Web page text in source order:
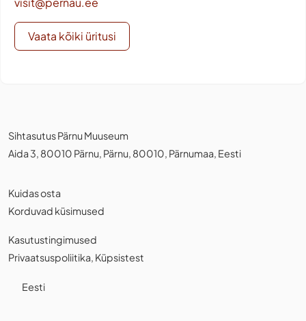
Vaata kõiki üritusi
Sihtasutus Pärnu Muuseum
Aida 3, 80010 Pärnu, Pärnu, 80010, Pärnumaa, Eesti
Kuidas osta
Korduvad küsimused
Kasutustingimused
Privaatsuspoliitika, Küpsistest
Eesti